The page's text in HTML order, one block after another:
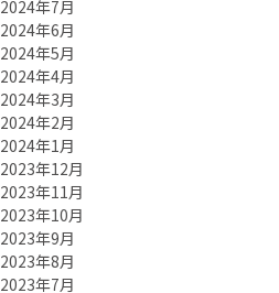
2024年7月
2024年6月
2024年5月
2024年4月
2024年3月
2024年2月
2024年1月
2023年12月
2023年11月
2023年10月
2023年9月
2023年8月
2023年7月